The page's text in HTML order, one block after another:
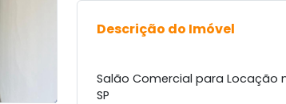
Descrição do Imóvel
Salão Comercial para Locação
SP